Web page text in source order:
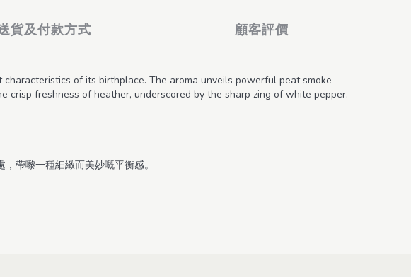
貨及付款方式 顧客評價
of its birthplace. The aroma unveils powerful peat smoke
freshness of heather, underscored by the sharp zing of white pepper.
帶嚟一種細緻而美妙嘅平衡感。